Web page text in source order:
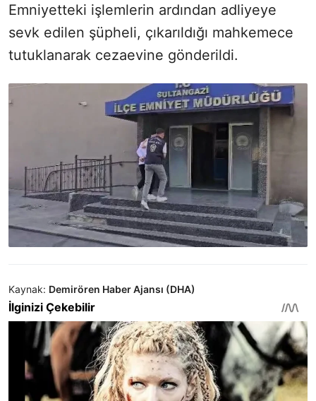
Emniyetteki işlemlerin ardından adliyeye
sevk edilen şüpheli, çıkarıldığı mahkemece
tutuklanarak cezaevine gönderildi.
Kaynak: Demirören Haber Ajansı (DHA)